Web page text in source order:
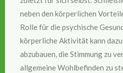
neben den körperlichen
Rolle für die psychische
körperliche Aktivität kann
abzubauen, die Stimmung zu
allgemeine Wohlbefinden zu